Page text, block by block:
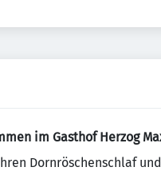
im Gasthof Herzog
Dornröschenschlaf